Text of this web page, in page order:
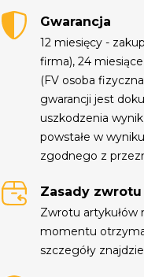
Gwarancja
12 miesięcy -
firma), 24
(FV osoba
gwarancji jest
uszkodzenia
powstałe w
zgodnego z
Zasady zwrotu
Zwrotu artykułów
momentu
szczegóły